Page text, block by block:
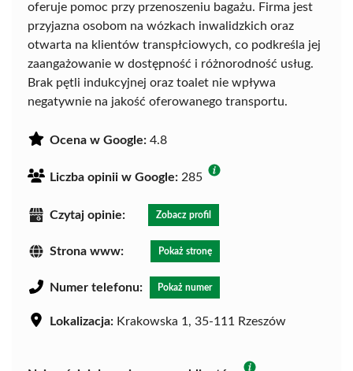
oferuje pomoc przy przenoszeniu bagażu. Firma jest
przyjazna osobom na wózkach inwalidzkich oraz
otwarta na klientów transpłciowych, co podkreśla jej
zaangażowanie w dostępność i różnorodność usług.
Brak pętli indukcyjnej oraz toalet nie wpływa
negatywnie na jakość oferowanego transportu.
Ocena w Google: 4.8
Liczba opinii w Google: 285
Czytaj opinie: Zobacz profil
Strona www: Pokaż stronę
Numer telefonu: Pokaż numer
Lokalizacja: Krakowska 1, 35-111 Rzeszów